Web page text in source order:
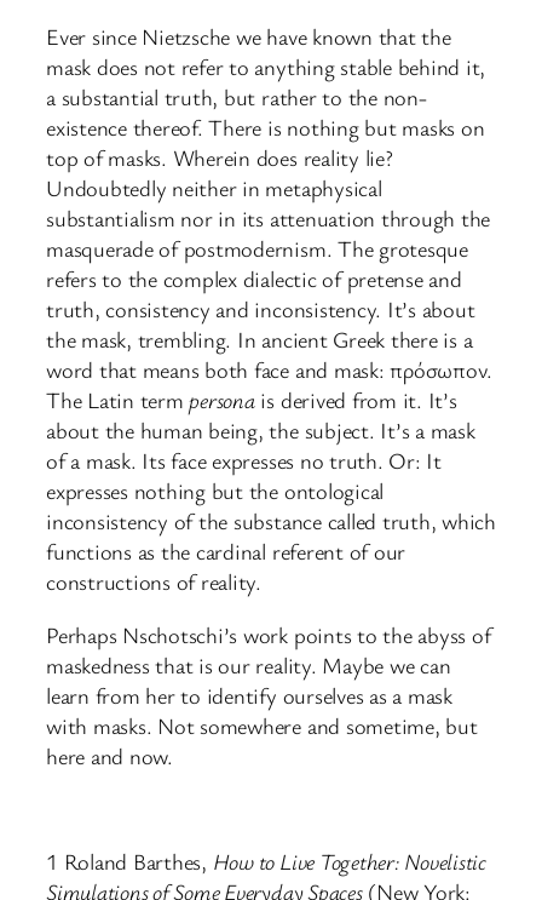
Ever since Nietzsche we have known that the
mask does not refer to anything stable behind it,
a substantial truth, but rather to the non-
existence thereof. There is nothing but masks on
top of masks. Wherein does reality lie?
Undoubtedly neither in metaphysical
substantialism nor in its attenuation through the
masquerade of postmodernism. The grotesque
refers to the complex dialectic of pretense and
truth, consistency and inconsistency. It’s about
the mask, trembling. In ancient Greek there is a
word that means both face and mask: πρόσωπον.
The Latin termpersonais derived from it. It’s
about the human being, the subject. It’s a mask
of a mask. Its face expresses no truth. Or: It
expresses nothing but the ontological
inconsistency of the substance called truth, which
functions as the cardinal referent of our
constructions of reality.
Perhaps Nschotschi’s work points to the abyss of
maskedness that is our reality. Maybe we can
learn from her to identify ourselves as a mask
with masks. Not somewhere and sometime, but
here and now.
1 Roland Barthes, How to Live Together: Novelistic
Simulations of Some Everyday Spaces(New York: